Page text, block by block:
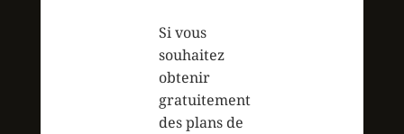
Si vous
souhaitez
obtenir
gratuitement
des plans de